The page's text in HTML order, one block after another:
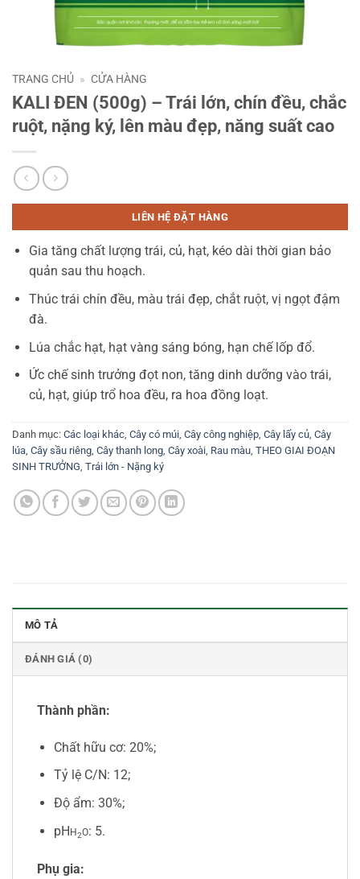
TRANG CHỦ » CỬA HÀNG
KALI ĐEN (500g) – Trái lớn, chín đều, chắc
ruột, nặng ký, lên màu đẹp, năng suất cao
LIÊN HỆ ĐẶT HÀNG
Gia tăng chất lượng trái, củ, hạt, kéo dài thời gian bảo
quản sau thu hoạch.
Thúc trái chín đều, màu trái đẹp, chắt ruột, vị ngọt đậm
đà.
Lúa chắc hạt, hạt vàng sáng bóng, hạn chế lốp đổ.
Ức chế sinh trưởng đọt non, tăng dinh dưỡng vào trái,
củ, hạt, giúp trổ hoa đều, ra hoa đồng loạt.
Danh mục: Các loại khác, Cây có múi, Cây công nghiệp, Cây lấy củ, Cây
lúa, Cây sầu riêng, Cây thanh long, Cây xoài, Rau màu, THEO GIAI ĐOẠN
SINH TRƯỞNG, Trái lớn - Nặng ký
MÔ TẢ
ĐÁNH GIÁ (0)
Thành phần:
Chất hữu cơ: 20%;
Tỷ lệ C/N: 12;
Độ ẩm: 30%;
pHH2O: 5.
Phụ gia: